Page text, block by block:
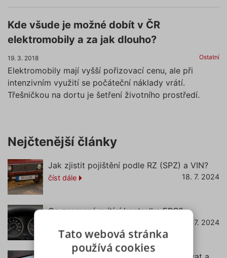
Kde všude je možné dobít v ČR
elektromobily a za jak dlouho?
19. 3. 2018 Ostatní
Elektromobily mají vyšší pořizovací cenu, ale při
intenzivním využití se počáteční náklady vrátí.
Třešničkou na dortu je šetření životního prostředí.
Nejčtenější články
Jak zjistit pojištění podle RZ (SPZ) a VIN?
číst dále 18. 7. 2024
Co znamená svítící kontrolka EPC?
22. 7. 2024
Tato webová stránka
používá cookies